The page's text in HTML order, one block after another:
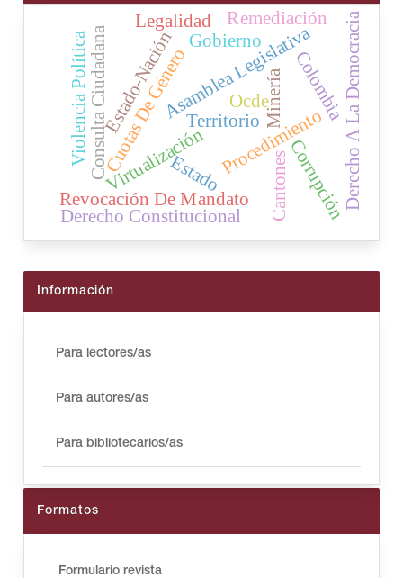
Cuotas De GéneroTerritorio
Procedimiento
Virtualización
Consulta Ciudadana Corrupción
Revocación De Mandato
Asamblea Legislativa
Cantones
Estado
Estado-Nación Gobierno
Ocde
Legalidad
Violencia Política
Derecho Constitucional
Derecho A La Democracia
Colombia
Minería
Remediación
Información
Para lectores/as
Para autores/as
Para bibliotecarios/as
Formatos
Formulario revista